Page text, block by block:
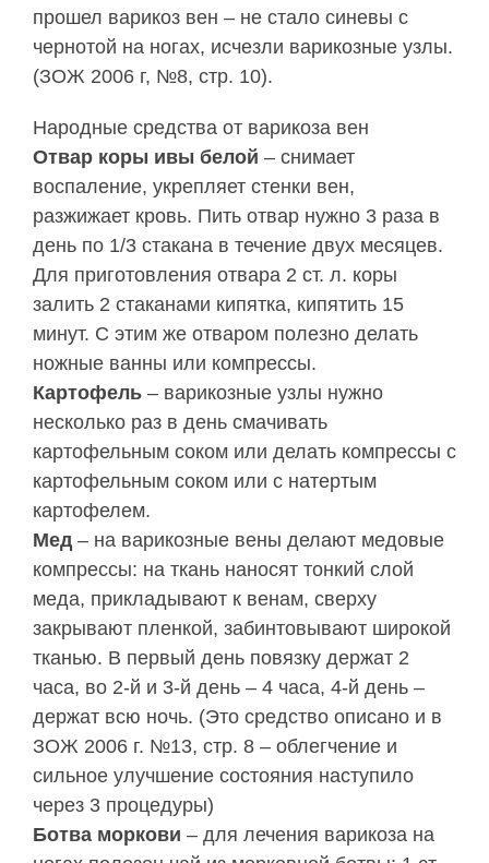
прошел варикоз вен – не стало синевы с
чернотой на ногах, исчезли варикозные узлы.
(ЗОЖ 2006 г, №8, стр. 10).
Народные средства от варикоза вен
Отвар коры ивы белой – снимает
воспаление, укрепляет стенки вен,
разжижает кровь. Пить отвар нужно 3 раза в
день по 1/3 стакана в течение двух месяцев.
Для приготовления отвара 2 ст. л. коры
залить 2 стаканами кипятка, кипятить 15
минут. С этим же отваром полезно делать
ножные ванны или компрессы.
Картофель – варикозные узлы нужно
несколько раз в день смачивать
картофельным соком или делать компрессы с
картофельным соком или с натертым
картофелем.
Мед – на варикозные вены делают медовые
компрессы: на ткань наносят тонкий слой
меда, прикладывают к венам, сверху
закрывают пленкой, забинтовывают широкой
тканью. В первый день повязку держат 2
часа, во 2-й и 3-й день – 4 часа, 4-й день –
держат всю ночь. (Это средство описано и в
ЗОЖ 2006 г. №13, стр. 8 – облегчение и
сильное улучшение состояния наступило
через 3 процедуры)
Ботва моркови – для лечения варикоза на